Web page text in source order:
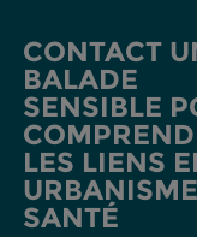
CONTACT
BALADE
SENSIBLE
LES LIENS
SANTÉ